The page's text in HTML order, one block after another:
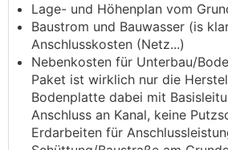
Lage- und Höhenplan vom
Baustrom und Bauwasser (is
Anschlusskosten (Netz...)
Nebenkosten für Unterbau/
Paket ist wirklich nur die
Bodenplatte dabei mit
Anschluss an Kanal, keine
Erdarbeiten für